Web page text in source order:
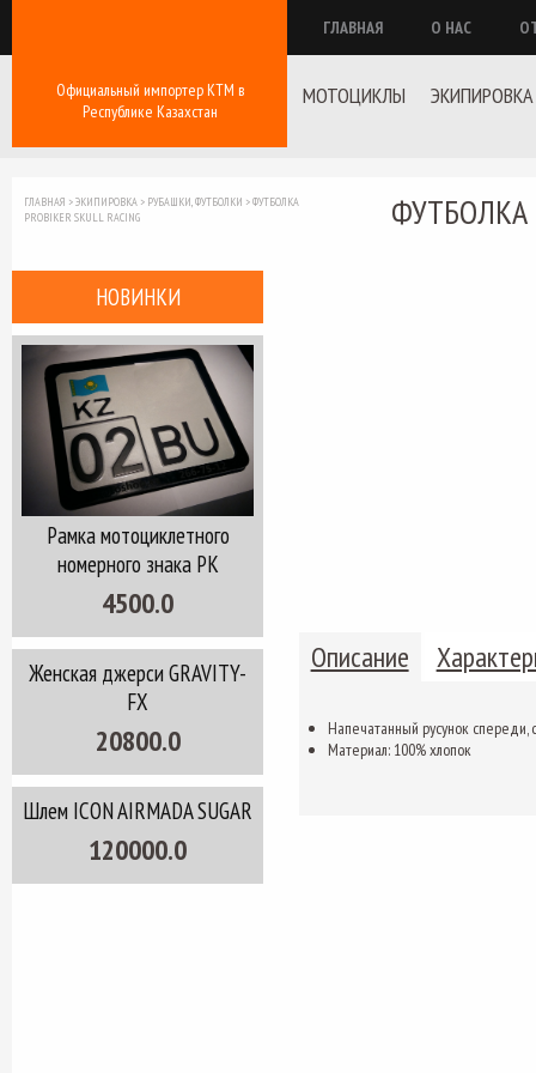
Официальный импортер КТМ в
Республике Казахстан
ГЛАВНАЯ О НАС
МОТОЦИКЛЫ ЭКИПИРОВКА
НОВИНКИ
Рамка мотоциклетного
номерного знака РК
4500.0
Женская джерси GRAVITY-
FX
20800.0
Шлем ICON AIRMADA SUGAR
120000.0
ГЛАВНАЯ >ЭКИПИРОВКА > РУБАШКИ, ФУТБОЛКИ >ФУТБОЛКА
PROBIKER SKULL RACING
ФУТБОЛКА
Описание
Напечатанный русунок спереди,
Материал: 100% хлопок